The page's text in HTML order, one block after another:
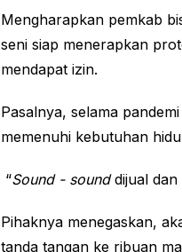
Mengharapkan pemkab
seni siap menerapkan
mendapat izin.
Pasalnya, selama
memenuhi kebutuhan
“Sound - sounddijual dan
Pihaknya menegaskan,
tanda tangan ke ribuan